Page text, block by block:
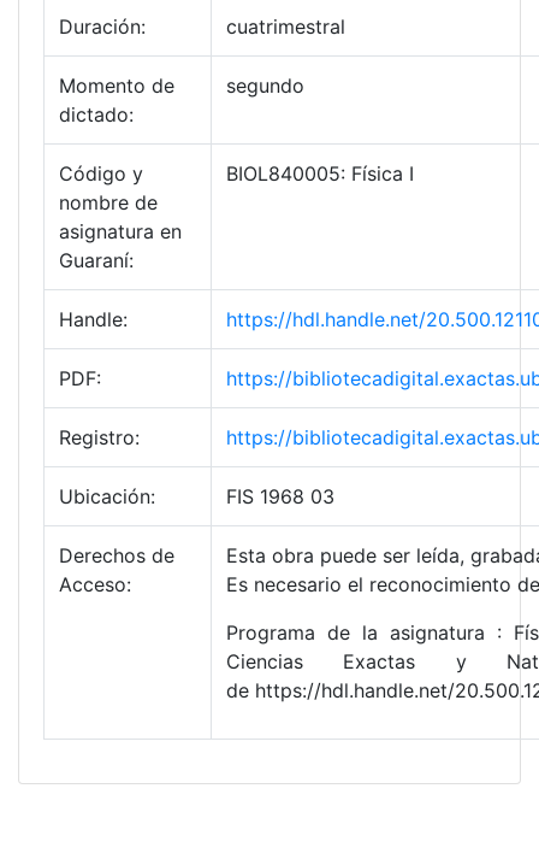
Duración: cuatrimestral
Momento de
dictado:
segundo
Código y
nombre de
asignatura en
Guaraní:
BIOL840005: Física I
Handle: https://hdl.handle.net/
PDF: https://
Registro: https://
Ubicación: FIS 1968 03
Derechos de
Acceso:
Esta obra puede ser leída,
Es necesario el reconocimiento
Programa de la asignatura :
Ciencias Exactas y
de https://hdl.handle.net/